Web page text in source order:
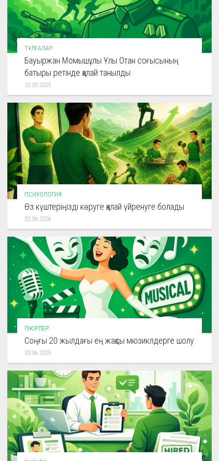
ТҰЛҒАЛАР
Бауыржан Момышұлы Ұлы Отан соғысының
батыры ретінде қалай танылды
23.05.2025
ПСИХОЛОГИЯ
Өз күштеріңізді көруге қалай үйренуге болады
02.06.2026
ПІКІРЛЕР
Соңғы 20 жылдағы ең жақсы мюзиклдерге шолу
03.06.2025